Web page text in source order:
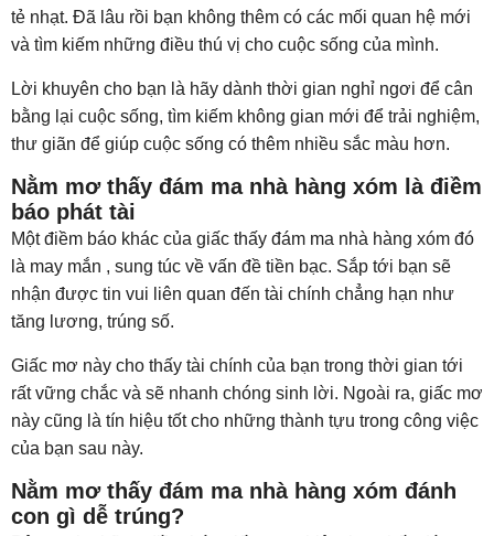
tẻ nhạt. Đã lâu rồi bạn không thêm có các mối quan hệ mới
và tìm kiếm những điều thú vị cho cuộc sống của mình.
Lời khuyên cho bạn là hãy dành thời gian nghỉ ngơi để cân
bằng lại cuộc sống, tìm kiếm không gian mới để trải nghiệm,
thư giãn để giúp cuộc sống có thêm nhiều sắc màu hơn.
Nằm mơ thấy đám ma nhà hàng xóm là điềm
báo phát tài
Một điềm báo khác của giấc thấy đám ma nhà hàng xóm đó
là may mắn , sung túc về vấn đề tiền bạc. Sắp tới bạn sẽ
nhận được tin vui liên quan đến tài chính chẳng hạn như
tăng lương, trúng số.
Giấc mơ này cho thấy tài chính của bạn trong thời gian tới
rất vững chắc và sẽ nhanh chóng sinh lời. Ngoài ra, giấc mơ
này cũng là tín hiệu tốt cho những thành tựu trong công việc
của bạn sau này.
Nằm mơ thấy đám ma nhà hàng xóm đánh
con gì dễ trúng?